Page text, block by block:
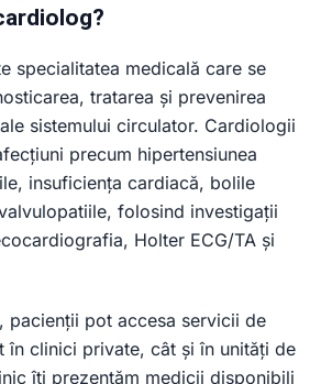
specialitatea medicală care se
tratarea și prevenirea
sistemului circulator. Cardiologii
precum hipertensiunea
insuficiența cardiacă, bolile
folosind investigații
Holter ECG/TA și
pacienții pot accesa servicii de
în clinici private, cât și în unități de
îți prezentăm medicii disponibili